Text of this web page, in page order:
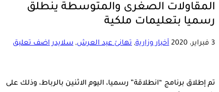
المقاولات الصغرى والمتوسطة ينطلق
رسميا بتعليمات ملكية
3 فبراير، 2020 أخبار وزارية, تهانئ عيد العرش, سلايدر اضف تعليق
تم إطلاق برنامج “انطلاقة” رسميا، اليوم الاثنين بالرباط، وذلك على